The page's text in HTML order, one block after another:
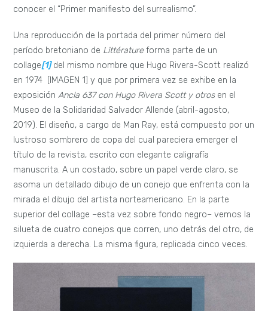
conocer el “Primer manifiesto del surrealismo”.
Una reproducción de la portada del primer número del
período bretoniano de Littératureforma parte de un
collage[1]del mismo nombre que Hugo Rivera-Scott realizó
en 1974 [IMAGEN 1] y que por primera vez se exhibe en la
exposiciónAncla 637 con Hugo Rivera Scott y otros en el
Museo de la Solidaridad Salvador Allende (abril-agosto,
2019). El diseño, a cargo de Man Ray, está compuesto por un
lustroso sombrero de copa del cual pareciera emerger el
título de la revista, escrito con elegante caligrafía
manuscrita. A un costado, sobre un papel verde claro, se
asoma un detallado dibujo de un conejo que enfrenta con la
mirada el dibujo del artista norteamericano. En la parte
superior del collage –esta vez sobre fondo negro– vemos la
silueta de cuatro conejos que corren, uno detrás del otro, de
izquierda a derecha. La misma figura, replicada cinco veces.